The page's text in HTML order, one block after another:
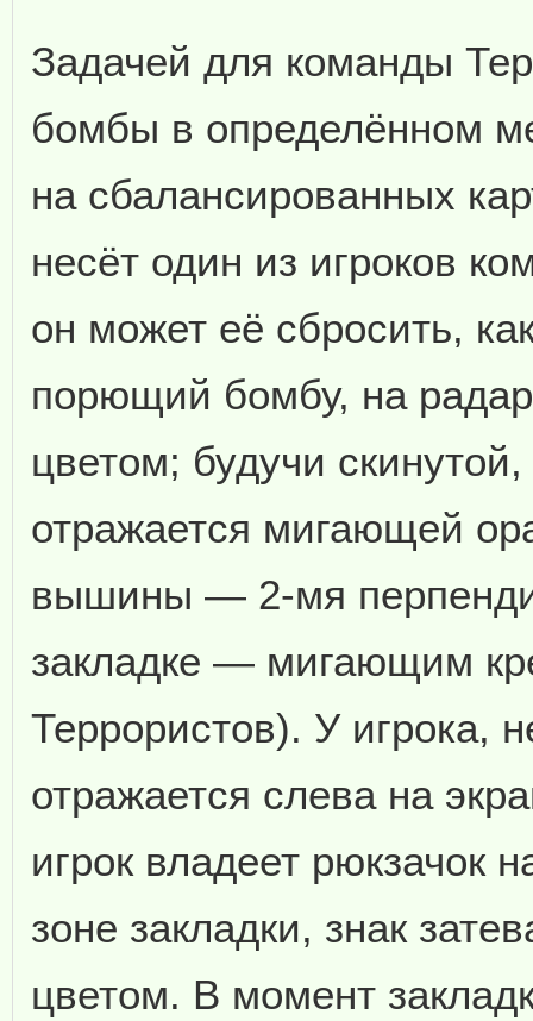
Задачей для команды
бомбы в определённом
на сбалансированных
несёт один из игроков
он может её сбросить,
порющий бомбу, на
цветом; будучи
отражается мигающей
вышины — 2-мя
закладке — мигающим
Террористов). У игрока,
отражается слева на
игрок владеет рюкзачок
зоне закладки, знак
цветом. В момент